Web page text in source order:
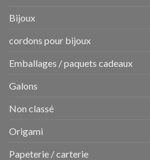
Bijoux
cordons pour bijoux
Emballages / paquets cadeaux
Galons
Non classé
Origami
Papeterie / carterie